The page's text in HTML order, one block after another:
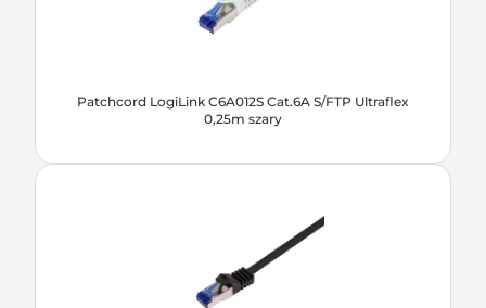
Patchcord LogiLink C6A012S Cat.6A S/FTP Ultraflex
0,25m szary